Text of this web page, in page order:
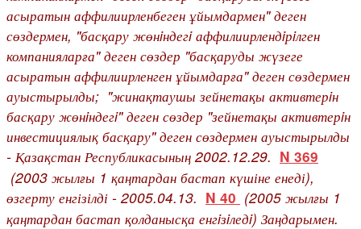
асыратын аффилиирленбеген ұйымдармен" деген
сөздермен, "басқару жөнiндегi аффилиирлендiрiлген
компанияларға" деген сөздер "басқаруды жүзеге
асыратын аффилиирленген ұйымдарға" деген сөздермен
ауыстырылды; "жинақтаушы зейнетақы активтерiн
басқару жөнiндегi" деген сөздер "зейнетақы активтерiн
инвестициялық басқару" деген сөздермен ауыстырылды
- Қазақстан Республикасының 2002.12.29. N 369
(2003 жылғы 1 қаңтардан бастап күшіне енеді),
өзгерту енгізілді - 2005.04.13. N 40 (2005 жылғы 1
қаңтардан бастап қолданысқа енгiзiледi) Заңдарымен.